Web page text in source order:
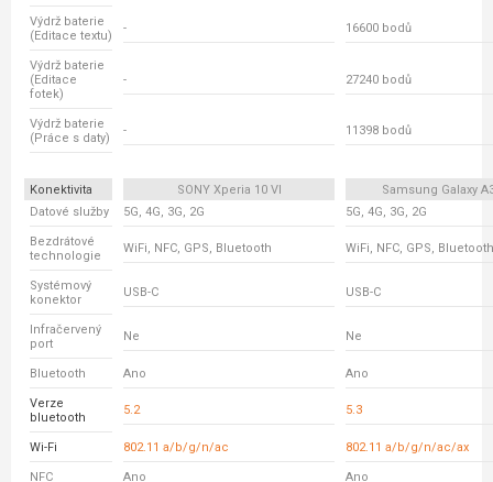
Výdrž baterie
(Editace textu)
- 16600 bodů
Výdrž baterie
(Editace
fotek)
- 27240 bodů
Výdrž baterie
(Práce s daty)
- 11398 bodů
Konektivita SONY Xperia 10 VI
Samsung Galaxy
Datové služby
5G, 4G, 3G, 2G 5G, 4G, 3G, 2G
Bezdrátové
technologie
WiFi, NFC, GPS, Bluetooth WiFi, NFC, GPS, Bluetooth
Systémový
konektor
USB-C USB-C
Infračervený
port
Ne Ne
Bluetooth Ano Ano
Verze
bluetooth
5.2 5.3
Wi-Fi 802.11 a/b/g/n/ac 802.11 a/b/g/n/ac/ax
NFC Ano Ano